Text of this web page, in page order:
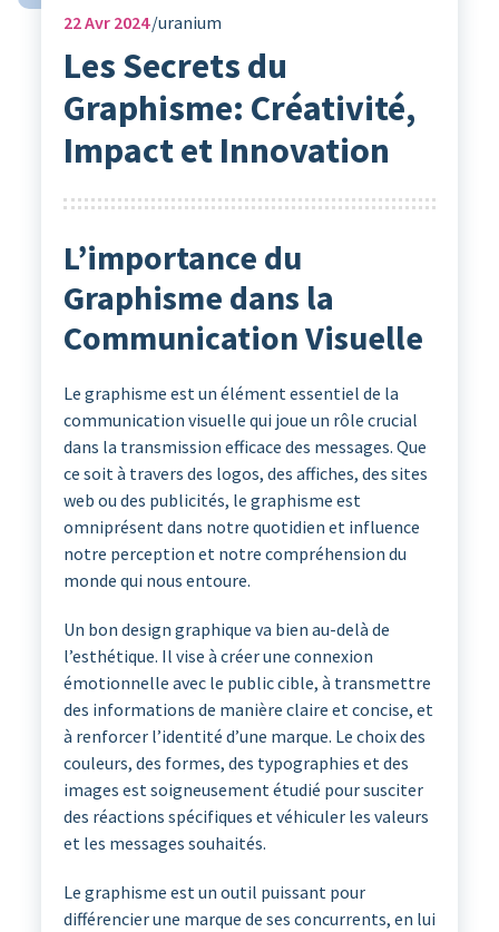
22Avr 2024 uranium
Les Secrets du
Graphisme: Créativité,
Impact et Innovation
L’importance du
Graphisme dans la
Communication Visuelle
Le graphisme est un élément essentiel de la
communication visuelle qui joue un rôle crucial
dans la transmission efficace des messages. Que
ce soit à travers des logos, des affiches, des sites
web ou des publicités, le graphisme est
omniprésent dans notre quotidien et influence
notre perception et notre compréhension du
monde qui nous entoure.
Un bon design graphique va bien au-delà de
l’esthétique. Il vise à créer une connexion
émotionnelle avec le public cible, à transmettre
des informations de manière claire et concise, et
à renforcer l’identité d’une marque. Le choix des
couleurs, des formes, des typographies et des
images est soigneusement étudié pour susciter
des réactions spécifiques et véhiculer les valeurs
et les messages souhaités.
Le graphisme est un outil puissant pour
différencier une marque de ses concurrents, en lui